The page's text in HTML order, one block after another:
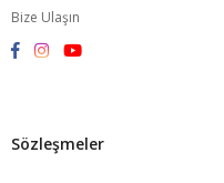
Bize Ulaşın
Sözleşmeler